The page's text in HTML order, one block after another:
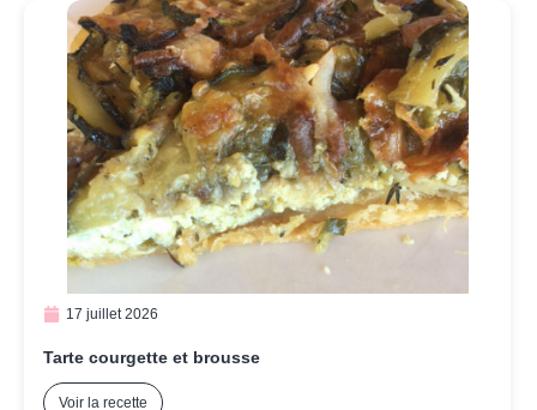
17 juillet 2026
Tarte courgette et brousse
Voir la recette